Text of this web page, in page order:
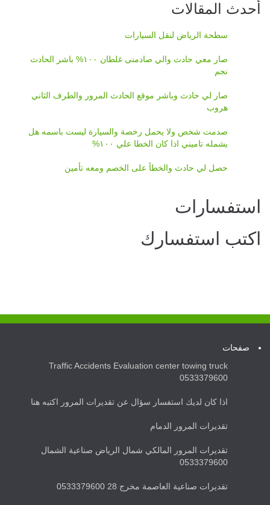
أحدث المقالات
سطحة الرياض لنقل السيارات
صار معي حادث والي صادمنى غلطان ١٠٠% باشر الحادث
نجم
صار لي حادث وباشر موقع الحادث المرور والطرف الثاني
هروب
صدمت شخص ولا يحمل رخصة والسيارة ليست باسمه هل
يشمله تاميني اذا كان الخطا علي ١٠٠%
حصل لي حادث والخطأ على الخصم ومعه تأمين
استفسارات
اكتب استفسارك
صفحات
Traffic Accidents Evaluation center towing truck
0533379600
اذا كان لديك استفسار سؤال عن تقديرات المرور اكتبه هنا
تقديرات المرور الدمام
تقديرات المرور المالكي شمال الرياض صناعية الشمال
0533379600
تقديرات صناعية العاصمة مخرج 28 0533379600